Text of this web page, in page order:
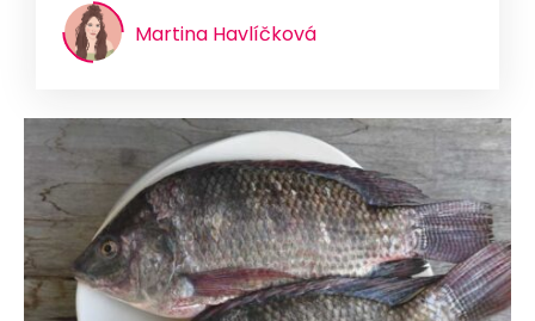
Martina Havlíčková